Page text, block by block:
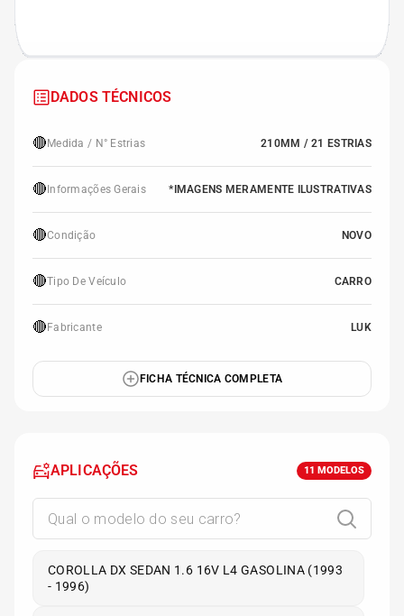
DADOS TÉCNICOS
🔴 Medida / N° Estrias 210MM / 21 ESTRIAS
🔴 Informações Gerais *IMAGENS MERAMENTE ILUSTRATIVAS
🔴Condição NOVO
🔴Tipo De Veículo CARRO
🔴 Fabricante LUK
FICHA TÉCNICA COMPLETA
APLICAÇÕES 11 MODELOS
COROLLA DX SEDAN 1.6 16V L4 GASOLINA (1993
- 1996)